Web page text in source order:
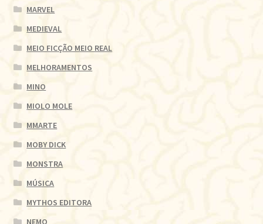
MARVEL
MEDIEVAL
MEIO FICÇÃO MEIO REAL
MELHORAMENTOS
MINO
MIOLO MOLE
MMARTE
MOBY DICK
MONSTRA
MÚSICA
MYTHOS EDITORA
NEMO